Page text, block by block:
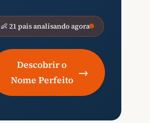
👶 21 pais analisando agora
Descobrir o
Nome Perfeito
→